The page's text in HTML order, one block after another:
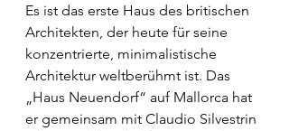
Es ist das erste Haus des britischen
Architekten, der heute für seine
konzentrierte, minimalistische
Architektur weltberühmt ist. Das
„Haus Neuendorf“ auf Mallorca hat
er gemeinsam mit Claudio Silvestrin